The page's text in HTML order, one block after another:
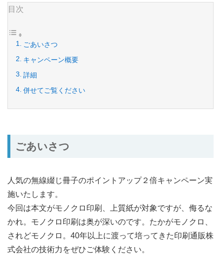
目次
ごあいさつ
キャンペーン概要
詳細
併せてご覧ください
ごあいさつ
人気の無線綴じ冊子のポイントアップ２倍キャンペーン実
施いたします。
今回は本文がモノクロ印刷、上質紙が対象ですが、侮るな
かれ。モノクロ印刷は奥が深いのです。たかがモノクロ、
されどモノクロ。40年以上に渡って培ってきた印刷通販株
式会社の技術力をぜひご体験ください。